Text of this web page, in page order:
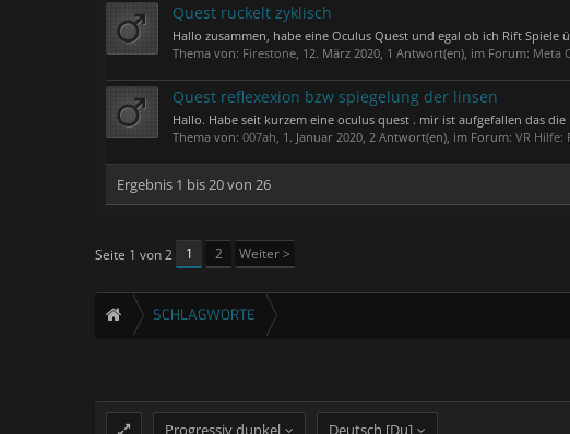
Quest ruckelt zyklisch
Hallo zusammen, habe eine Oculus Quest und egal ob ich Rift
Thema von: Firestone, 12. März 2020, 1 Antwort(en), im Forum: Meta
Quest reflexexion bzw spiegelung der linsen
Hallo. Habe seit kurzem eine oculus quest . mir ist aufgefallen das
Thema von: 007ah, 1. Januar 2020, 2 Antwort(en), im Forum: VR Hilfe:
Ergebnis 1 bis 20 von 26
Seite 1 von 2 1 2 Weiter >
SCHLAGWORTE
Progressiv dunkel Deutsch [Du]